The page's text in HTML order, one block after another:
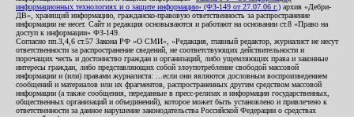
информационных технологиях и о защите информации» (ФЗ-149 от 27.07.06 г.) архив «Дебри-
ДВ», хранящий информацию, гражданско-правовую ответственность за распространение
информации не несет. Сайт и редакция основываются и работают на основании ст.8 «Право на
доступ к информации» ФЗ-149.
Согласно пп.3,4,6 ст.57 Закона РФ «О СМИ», «Редакция, главный редактор, журналист не несут
ответственности за распространение сведений, не соответствующих действительности и
порочащих честь и достоинство граждан и организаций, либо ущемляющих права и законные
интересы граждан, либо представляющих собой злоупотребление свободой массовой
информации и (или) правами журналиста: ...если они являются дословным воспроизведением
сообщений и материалов или их фрагментов, распространенных другим средством массовой
информации (а также сообщения, переданные в пресс-релизах и информация государственных,
общественных организаций и объединений), которое может быть установлено и привлечено к
ответственности за данное нарушение законодательства Российской Федерации о средствах